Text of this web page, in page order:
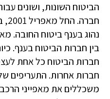
הביטוח השונות, ושונים
נהוג בענף ביטוח החובה.
בין חברות הביטוח בענף.
חברות הביטוח כל אחת
חברות אחרות. התעריפים
משכללים את מאפייני